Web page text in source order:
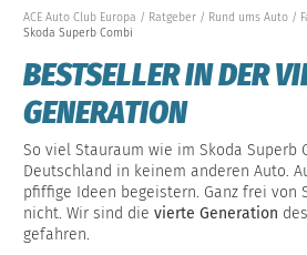
ACE Auto Club Europa Ratgeber Rund ums Auto
Skoda Superb Combi
BESTSELLER IN DER
GENERATION
So viel Stauraum wie im Skoda Superb
Deutschland in keinem anderen Auto.
pfiffige Ideen begeistern. Ganz frei von
nicht. Wir sind die vierte Generation
gefahren.